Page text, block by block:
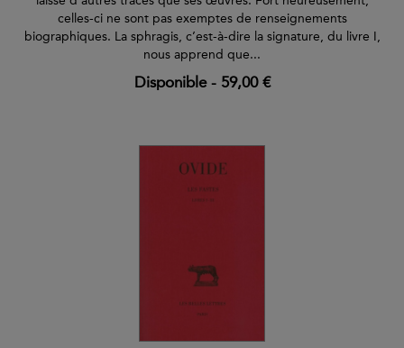
celles-ci ne sont pas exemptes de renseignements
biographiques. La sphragis, c’est-à-dire la signature, du livre I,
nous apprend que...
Disponible- 59,00 €